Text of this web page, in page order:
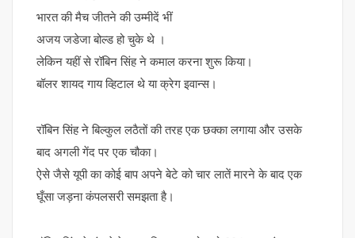
भारत की मैच जीतने की उम्मीदें भीं
अजय जडेजा बोल्ड हो चुके थे ।
लेकिन यहीं से रॉबिन सिंह ने कमाल करना शुरू किया।
बॉलर शायद गाय व्हिटाल थे या क्रेग इवान्स।
रॉबिन सिंह ने बिल्कुल लठैतों की तरह एक छक्का लगाया और उसके
बाद अगली गेंद पर एक चौका।
ऐसे जैसे यूपी का कोई बाप अपने बेटे को चार लातें मारने के बाद एक
घूँसा जड़ना कंपलसरी समझता है।